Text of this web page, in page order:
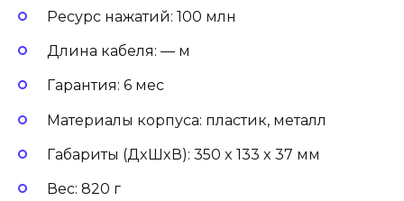
Ресурс нажатий: 100 млн
Длина кабеля: — м
Гарантия: 6 мес
Материалы корпуса: пластик, металл
Габариты (ДxШxВ): 350 x 133 x 37 мм
Вес: 820 г